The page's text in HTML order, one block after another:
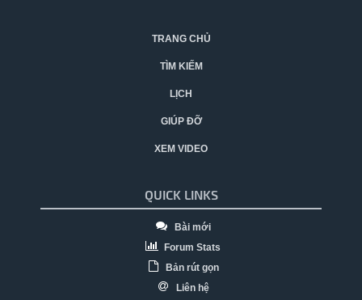
TRANG CHỦ
TÌM KIẾM
LỊCH
GIÚP ĐỠ
XEM VIDEO
QUICK LINKS
Bài mới
Forum Stats
Bản rút gọn
Liên hệ